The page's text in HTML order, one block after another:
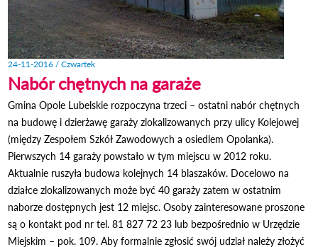
24-11-2016 / Czwartek
Nabór chętnych na garaże
Gmina Opole Lubelskie rozpoczyna trzeci – ostatni nabór chętnych
na budowę i dzierżawę garaży zlokalizowanych przy ulicy Kolejowej
(między Zespołem Szkół Zawodowych a osiedlem Opolanka).
Pierwszych 14 garaży powstało w tym miejscu w 2012 roku.
Aktualnie ruszyła budowa kolejnych 14 blaszaków. Docelowo na
działce zlokalizowanych może być 40 garaży zatem w ostatnim
naborze dostępnych jest 12 miejsc. Osoby zainteresowane proszone
są o kontakt pod nr tel. 81 827 72 23 lub bezpośrednio w Urzędzie
Miejskim – pok. 109. Aby formalnie zgłosić swój udział należy złożyć